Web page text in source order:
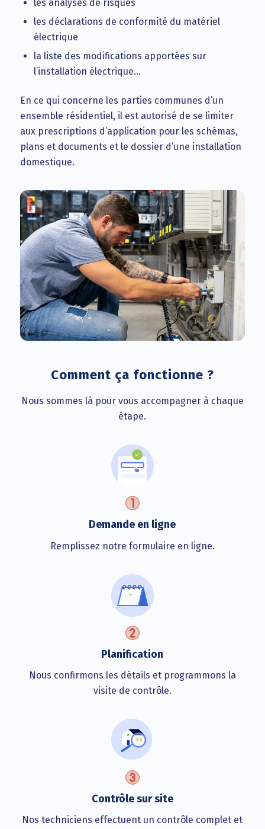
les analyses de risques
les déclarations de conformité du matériel
électrique
la liste des modifications apportées sur
l’installation électrique…
En ce qui concerne les parties communes d’un
ensemble résidentiel, il est autorisé de se limiter
aux prescriptions d’application pour les schémas,
plans et documents et le dossier d’une installation
domestique.
Comment ça fonctionne ?
Nous sommes là pour vous accompagner à chaque
étape.
Demande en ligne
Remplissez notre formulaire en ligne.
Planification
Nous confirmons les détails et programmons la
visite de contrôle.
Contrôle sur site
Nos techniciens effectuent un contrôle complet et